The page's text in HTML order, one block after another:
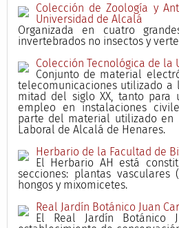
Colección de Zoología y
Universidad de Alcalá
Organizada en cuatro
invertebrados no insectos y
Colección Tecnológica de la
Conjunto de material
telecomunicaciones utilizado a
mitad del siglo XX, tanto para
empleo en instalaciones
parte del material utilizado en
Laboral de Alcalá de Henares.
Herbario de la Facultad de
El Herbario AH está
secciones: plantas vasculares
hongos y mixomicetes.
Real Jardín Botánico Juan
El Real Jardín Botánico